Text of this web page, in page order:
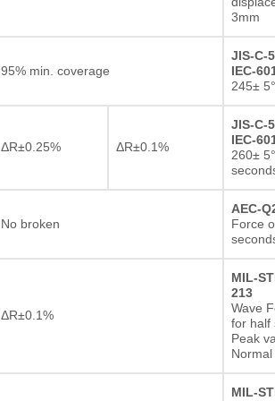
3mm
95% min. coverage
JIS-C-
IEC-
245±
ΔR±0.25% ΔR±0.1%
JIS-C-
IEC-
260±
No broken
AEC-
Force
ΔR±0.1%
MIL-
213
Wave
for half
Peak
MIL-